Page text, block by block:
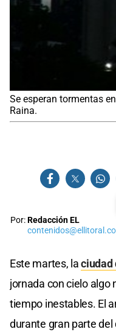
Se esperan tormentas
Raina.
Por:Redacción EL
Este martes, laciudad
jornada con cielo algo
tiempo inestables. El
durante gran parte del